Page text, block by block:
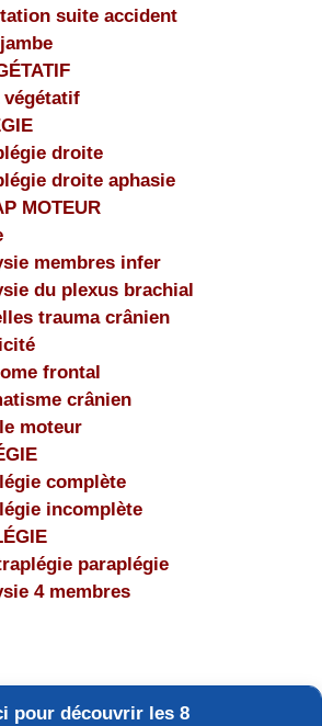
suite accident
végétatif
droite
droite aphasie
MOTEUR
membres infer
du plexus brachial
trauma crânien
frontal
crânien
moteur
complète
incomplète
paraplégie
4 membres
pour découvrir les 8